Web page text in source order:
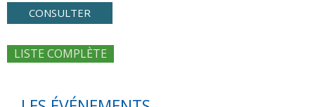
CONSULTER
LISTE COMPLÈTE